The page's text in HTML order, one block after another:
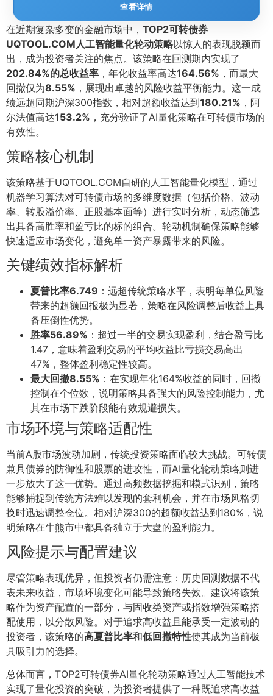
查看详情
在近期复杂多变的金融市场中， TOP2可转债券
UQTOOL.COM人工智能量化轮动策略以惊人的表现脱颖而
出，成为投资者关注的焦点。该策略在回测期内实现了
202.84%的总收益率 ，年化收益率高达164.56% ，而最大
回撤仅为8.55% ，展现出卓越的风险收益平衡能力。这一成
绩远超同期沪深300指数，相对超额收益达到180.21% ，阿
尔法值高达153.2% ，充分验证了AI量化策略在可转债市场的
有效性。
策略核心机制
该策略基于UQTOOL.COM自研的人工智能量化模型，通过
机器学习算法对可转债市场的多维度数据（包括价格、波动
率、转股溢价率、正股基本面等）进行实时分析，动态筛选
出具备高胜率和盈亏比的标的组合。轮动机制确保策略能够
快速适应市场变化，避免单一资产暴露带来的风险。
关键绩效指标解析
夏普比率6.749 ：远超传统策略水平，表明每单位风险
带来的超额回报极为显著，策略在风险调整后收益上具
备压倒性优势。
胜率56.89% ：超过一半的交易实现盈利，结合盈亏比
1.47，意味着盈利交易的平均收益比亏损交易高出
47%，整体盈利稳定性较高。
最大回撤8.55% ：在实现年化164%收益的同时，回撤
控制在个位数，说明策略具备强大的风险控制能力，尤
其在市场下跌阶段能有效规避损失。
市场环境与策略适配性
当前A股市场波动加剧，传统投资策略面临较大挑战。可转债
兼具债券的防御性和股票的进攻性，而AI量化轮动策略则进
一步放大了这一优势。通过高频数据挖掘和模式识别，策略
能够捕捉到传统方法难以发现的套利机会，并在市场风格切
换时迅速调整仓位。相对沪深300的超额收益达到180%，说
明策略在牛熊市中都具备独立于大盘的盈利能力。
风险提示与配置建议
尽管策略表现优异，但投资者仍需注意：历史回测数据不代
表未来收益，市场环境变化可能导致策略失效。建议将该策
略作为资产配置的一部分，与固收类资产或指数增强策略搭
配使用，以分散风险。对于追求高收益且能承受一定波动的
投资者，该策略的高夏普比率和低回撤特性使其成为当前极
具吸引力的选择。
总体而言，TOP2可转债券AI量化轮动策略通过人工智能技术
实现了量化投资的突破，为投资者提供了一种既追求高收益